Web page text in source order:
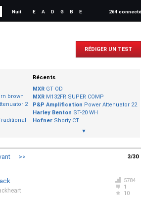
Nuit E A D G B E 264
RÉDIGER UN TEST
brown
22
Pro
Récents
MXR GT OD
MXR M132FR SUPER COMP
P&P Amplification Power Attenuator 22
Harley Benton ST-20 WH
Hofner Shorty CT
▼
3/30
>>
5784
1
10